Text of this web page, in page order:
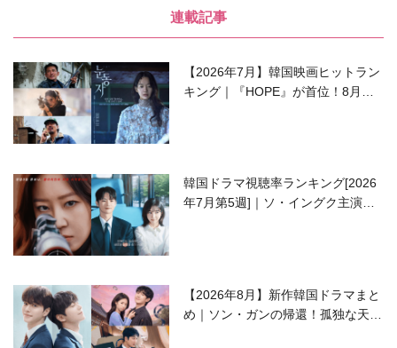
連載記事
【2026年7月】韓国映画ヒットラン
キング｜『HOPE』が首位！8月公
韓国ドラマ視聴率ランキング[2026
年7月第5週]｜ソ・イングク主演の
【2026年8月】新作韓国ドラマまと
め｜ソン・ガンの帰還！孤独な天才